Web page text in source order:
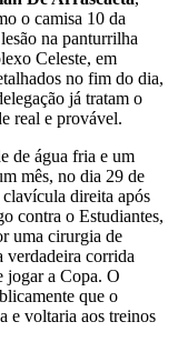
o camisa 10 da
na panturrilha
Celeste, em
no fim do dia,
já tratam o
real e provável.
de água fria e um
mês, no dia 29 de
direita após
contra o Estudiantes,
uma cirurgia de
verdadeira corrida
jogar a Copa. O
que o
e voltaria aos treinos